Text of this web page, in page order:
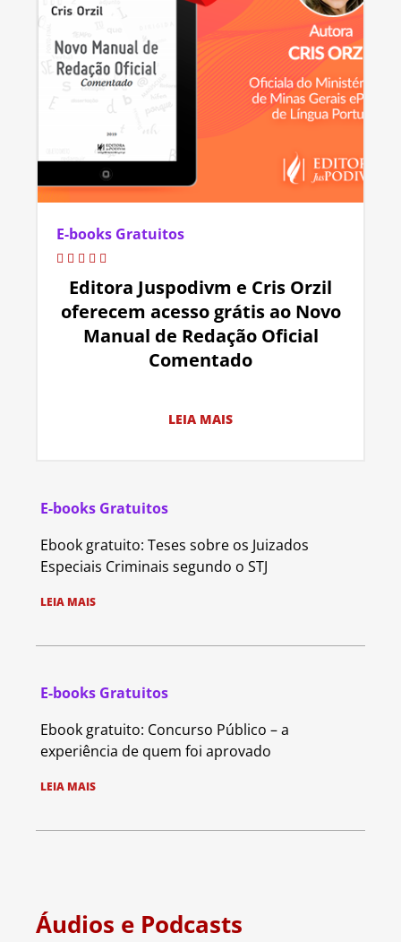
E-books Gratuitos
Editora Juspodivm e Cris Orzil
oferecem acesso grátis ao Novo
Manual de Redação Oficial
Comentado
LEIA MAIS
E-books Gratuitos
Ebook gratuito: Teses sobre os Juizados
Especiais Criminais segundo o STJ
LEIA MAIS
E-books Gratuitos
Ebook gratuito: Concurso Público – a
experiência de quem foi aprovado
LEIA MAIS
Áudios e Podcasts